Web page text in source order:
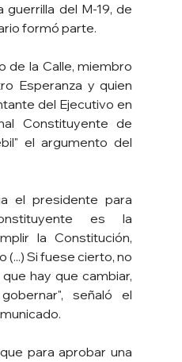
del M-19, de
formó parte.
de la Calle, miembro
Esperanza y quien
del Ejecutivo en
Constituyente de
el argumento del
el presidente para
es la
la Constitución,
(...) Si fuese cierto, no
hay que cambiar,
señaló el
para aprobar una